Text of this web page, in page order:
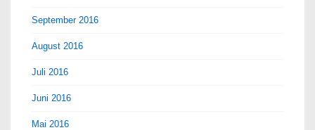
September 2016
August 2016
Juli 2016
Juni 2016
Mai 2016